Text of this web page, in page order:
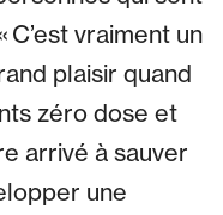
vraiment un
plaisir quand
zéro dose et
arrivé à sauver
une